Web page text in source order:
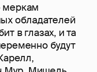
меркам
обладателей
в глазах, и та
будут